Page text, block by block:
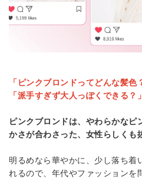
「ピンクブロンドってどんな髪色
「派手すぎず大人っぽくできる？」
ピンクブロンドは、やわらかなピ
かさが合わさった、女性らしくも
明るめなら華やかに、少し落ち着
れるので、年代やファッションを